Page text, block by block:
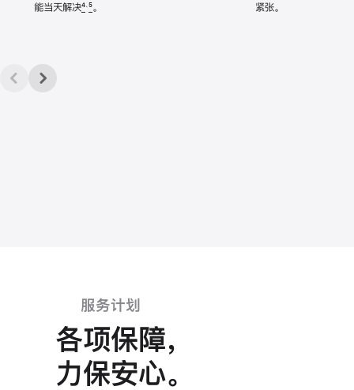
能当天解决4、 5。
紧张。
服务计划
各项保障，
力保安心。